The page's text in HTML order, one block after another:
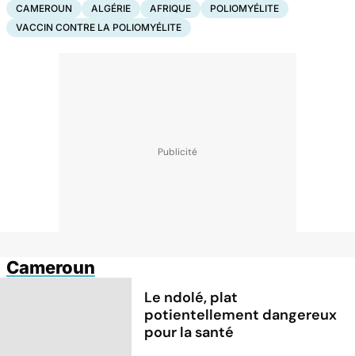
CAMEROUN ALGÉRIE AFRIQUE
POLIOMYÉLITE
VACCIN CONTRE LA POLIOMYÉLITE
Cameroun
Le ndolé, plat
potientellement dangereux
pour la santé